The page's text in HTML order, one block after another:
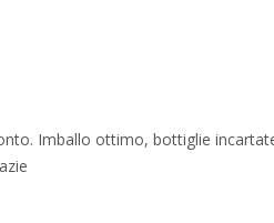
Imballo ottimo, bottiglie